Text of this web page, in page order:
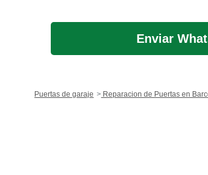
Enviar
Puertas de garaje Reparacion de Puertas en